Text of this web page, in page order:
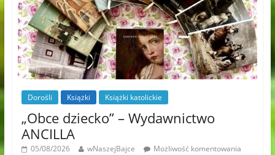
Dorośli Książki Książki katolickie
„Obce dziecko” – Wydawnictwo
ANCILLA
05/08/2026 wNaszejBajce
Możliwość komentowania